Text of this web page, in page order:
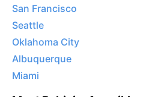
San Francisco
Seattle
Oklahoma City
Albuquerque
Miami